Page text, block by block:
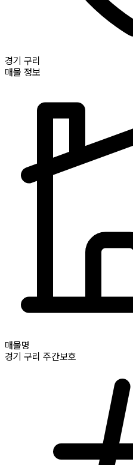
경기 구리
매물 정보
매물명
경기 구리 주간보호